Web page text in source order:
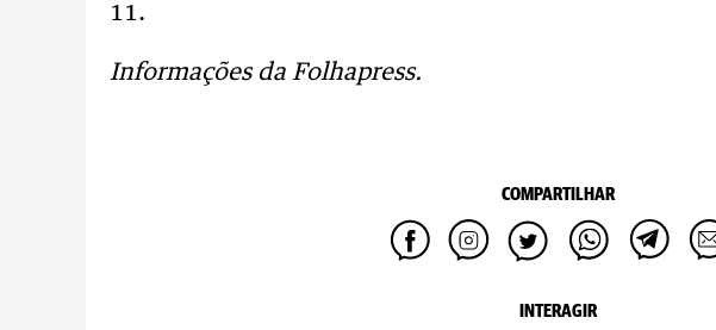
11.
Informações da Folhapress.
COMPARTILHAR
INTERAGIR